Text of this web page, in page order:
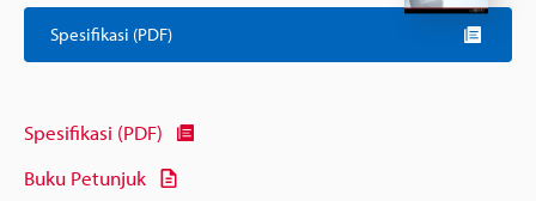
Spesifikasi (PDF)
Spesifikasi (PDF)
Buku Petunjuk